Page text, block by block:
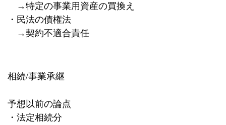
→特定の事業用資産の買換え
・民法の債権法
→契約不適合責任
相続/事業承継
予想以前の論点
・法定相続分